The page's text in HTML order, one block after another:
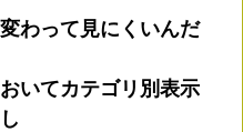
わって見にくいんだ
いてカテゴリ別表示